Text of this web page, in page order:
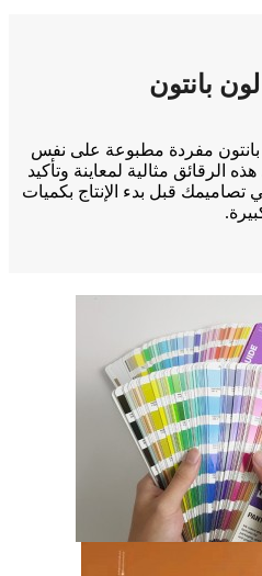
بانتون
بانتون مفردة مطبوعة على نفس
الرقائق مثالية لمعاينة وتأكيد
تصاميمك قبل بدء الإنتاج بكميات